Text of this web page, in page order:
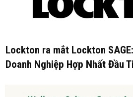
Lockton ra mắt Lockton
Doanh Nghiệp Hợp Nhất Đầu